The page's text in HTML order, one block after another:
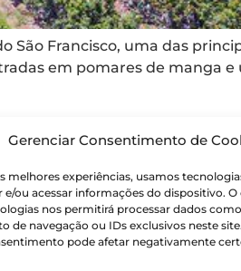
Gerenciar Consentimento de
melhores experiências, usamos
e/ou acessar informações do dispositivo.
nos permitirá processar dados como
de navegação ou IDs exclusivos neste
pode afetar negativamente
São Francisco, uma das
em pomares de manga e